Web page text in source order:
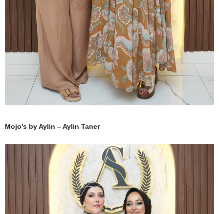
Mojo’s by Aylin – Aylin Taner